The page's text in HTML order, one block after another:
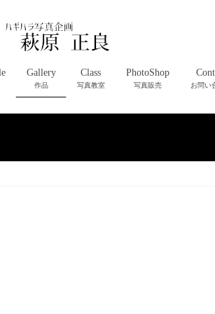
Gallery
作品
Class
写真教室
PhotoShop
写真販売 お問い